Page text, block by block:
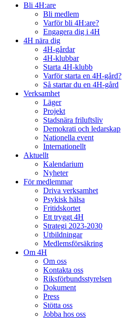
Bli 4H:are
Bli medlem
Varför bli 4H:are?
Engagera dig i 4H
4H nära dig
4H-gårdar
4H-klubbar
Starta 4H-klubb
Varför starta en 4H-gård?
Så startar du en 4H-gård
Verksamhet
Läger
Projekt
Stadsnära friluftsliv
Demokrati och ledarskap
Nationella event
Internationellt
Aktuellt
Kalendarium
Nyheter
För medlemmar
Driva verksamhet
Psykisk hälsa
Fritidskortet
Ett tryggt 4H
Strategi 2023-2030
Utbildningar
Medlemsförsäkring
Om 4H
Om oss
Kontakta oss
Riksförbundsstyrelsen
Dokument
Press
Stötta oss
Jobba hos oss